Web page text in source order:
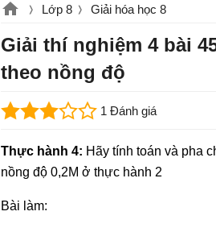
Lớp 8 Giải hóa học 8
Giải thí nghiệm 4 bài
theo nồng độ
1 Đánh giá
Thực hành 4: Hãy tính toán và pha
nồng độ 0,2M ở thực hành 2
Bài làm: